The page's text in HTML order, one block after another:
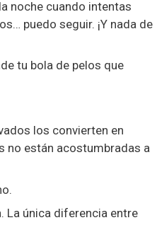
noche cuando intentas
puedo seguir. ¡Y nada de
tu bola de pelos que
los convierten en
no están acostumbradas a
La única diferencia entre